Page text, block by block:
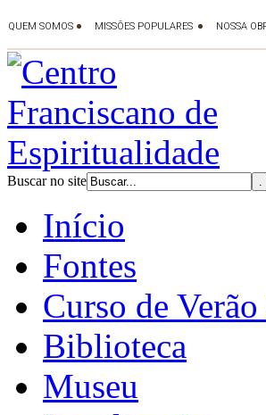
Buscar no site
Início
Fontes
Curso de
Biblioteca
Museu